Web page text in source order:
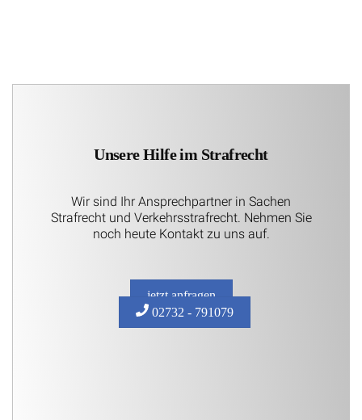
Unsere Hilfe im Strafrecht
Wir sind Ihr Ansprechpartner in Sachen
Strafrecht und Verkehrsstrafrecht. Nehmen Sie
noch heute Kontakt zu uns auf.
jetzt anfragen
02732 - 791079